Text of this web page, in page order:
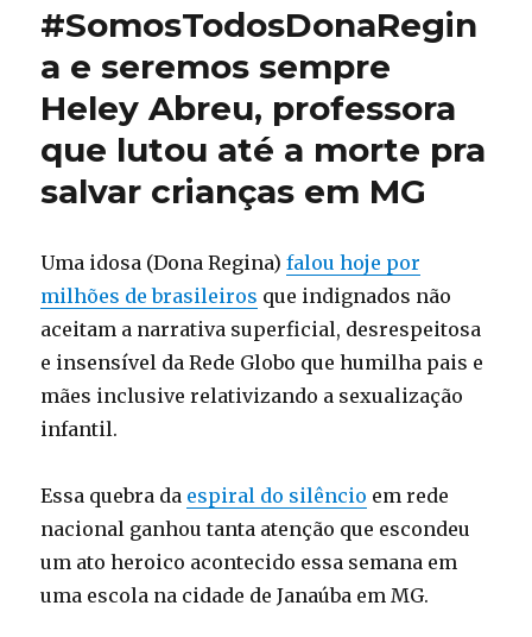
#SomosTodosDonaRegin
a e seremos sempre
Heley Abreu, professora
que lutou até a morte pra
salvar crianças em MG
Uma idosa (Dona Regina)falou hoje por
milhões de brasileiros que indignados não
aceitam a narrativa superficial, desrespeitosa
e insensível da Rede Globo que humilha pais e
mães inclusive relativizando a sexualização
infantil.
Essa quebra da espiral do silêncio em rede
nacional ganhou tanta atenção que escondeu
um ato heroico acontecido essa semana em
uma escola na cidade de Janaúba em MG.